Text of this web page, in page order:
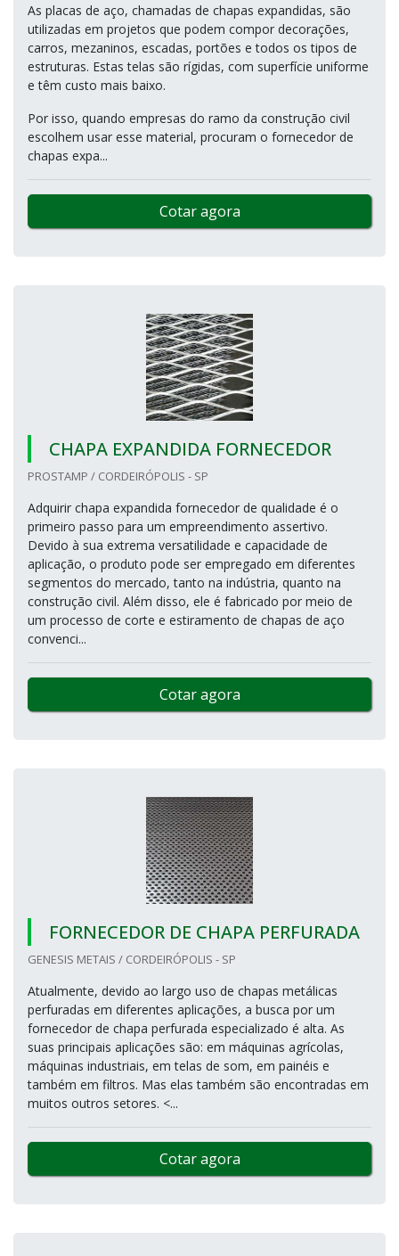
As placas de aço, chamadas de chapas expandidas, são
utilizadas em projetos que podem compor decorações,
carros, mezaninos, escadas, portões e todos os tipos de
estruturas. Estas telas são rígidas, com superfície uniforme
e têm custo mais baixo.
Por isso, quando empresas do ramo da construção civil
escolhem usar esse material, procuram o fornecedor de
chapas expa...
Cotar agora
CHAPA EXPANDIDA FORNECEDOR
PROSTAMP / CORDEIRÓPOLIS - SP
Adquirir chapa expandida fornecedor de qualidade é o
primeiro passo para um empreendimento assertivo.
Devido à sua extrema versatilidade e capacidade de
aplicação, o produto pode ser empregado em diferentes
segmentos do mercado, tanto na indústria, quanto na
construção civil. Além disso, ele é fabricado por meio de
um processo de corte e estiramento de chapas de aço
convenci...
Cotar agora
FORNECEDOR DE CHAPA PERFURADA
GENESIS METAIS / CORDEIRÓPOLIS - SP
Atualmente, devido ao largo uso de chapas metálicas
perfuradas em diferentes aplicações, a busca por um
fornecedor de chapa perfurada especializado é alta. As
suas principais aplicações são: em máquinas agrícolas,
máquinas industriais, em telas de som, em painéis e
também em filtros. Mas elas também são encontradas em
muitos outros setores. <...
Cotar agora